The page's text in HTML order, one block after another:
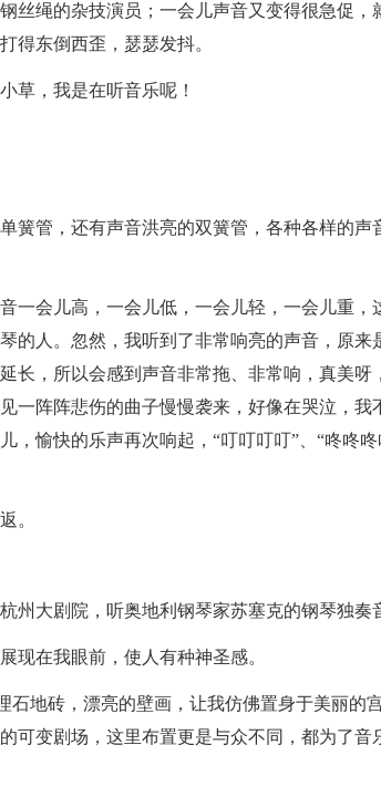
丝绳的杂技演员；一会儿声音又变得很急促，
得东倒西歪，瑟瑟发抖。
草，我是在听音乐呢！
簧管，还有声音洪亮的双簧管，各种各样的声
一会儿高，一会儿低，一会儿轻，一会儿重，
的人。忽然，我听到了非常响亮的声音，原来
长，所以会感到声音非常拖、非常响，真美呀
一阵阵悲伤的曲子慢慢袭来，好像在哭泣，我
，愉快的乐声再次响起，“叮叮叮叮”、“咚咚咚
。
州大剧院，听奥地利钢琴家苏塞克的钢琴独奏
现在我眼前，使人有种神圣感。
石地砖，漂亮的壁画，让我仿佛置身于美丽的
可变剧场，这里布置更是与众不同，都为了音